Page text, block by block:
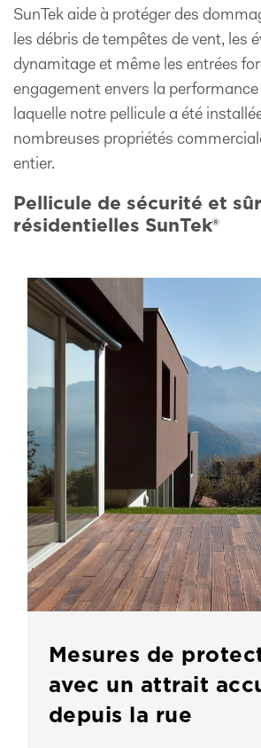
SunTek aide à protéger des
les débris de tempêtes de vent, les
dynamitage et même les entrées
engagement envers la
laquelle notre pellicule a été
nombreuses propriétés
entier.
Pellicule de sécurité et
résidentielles SunTek®
Mesures de
avec un attrait
depuis la rue